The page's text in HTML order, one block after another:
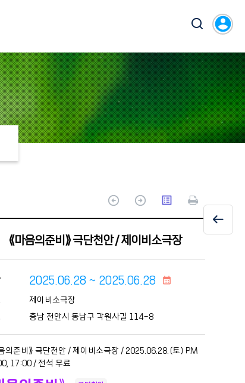
account_circle
arrow_circle_up arrow_circle_up list_alt
⟪마음의준비⟫ 극단천안 / 제이비소극장
2025.06.28 ~ 2025.06.28 calendar_month
제이비소극장
충남 천안시 동남구 각원사길 114-8
의준비⟫ 극단천안 / 제이비소극장 / 2025.06.28.(토) PM
17:00 / 전석 무료